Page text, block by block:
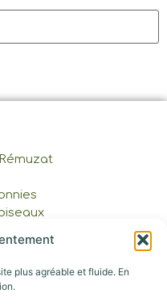
plus agréable et fluide. En